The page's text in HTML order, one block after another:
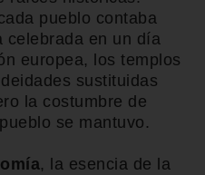
pueblo contaba
celebrada en un día
europea, los templos
sustituidas
la costumbre de
se mantuvo.
, la esencia de la